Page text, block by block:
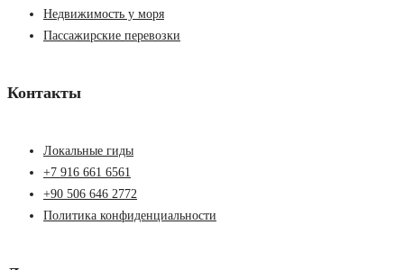
Недвижимость у моря
Пассажирские перевозки
Контакты
Локальные гиды
+7 916 661 6561
+90 506 646 2772
Политика конфиденциальности